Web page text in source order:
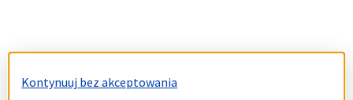
Kontynuuj bez akceptowania